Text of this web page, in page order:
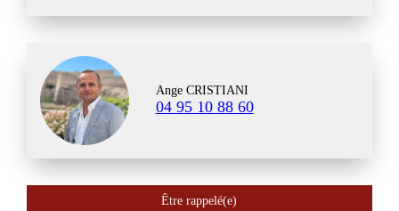
Ange CRISTIANI
04 95 10 88 60
Être rappelé(e)